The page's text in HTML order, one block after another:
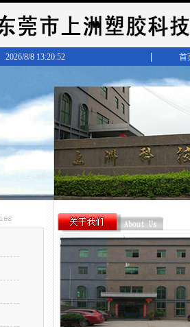
2026/8/8 13:20:52 首